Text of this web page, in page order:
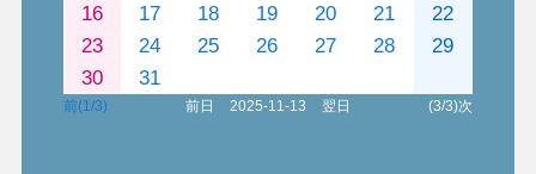
16
17 18 19 20 21
22
23
24 25 26 27 28
29
30
31
前(1/3) 前日 2025-11-13 翌日 (3/3)次